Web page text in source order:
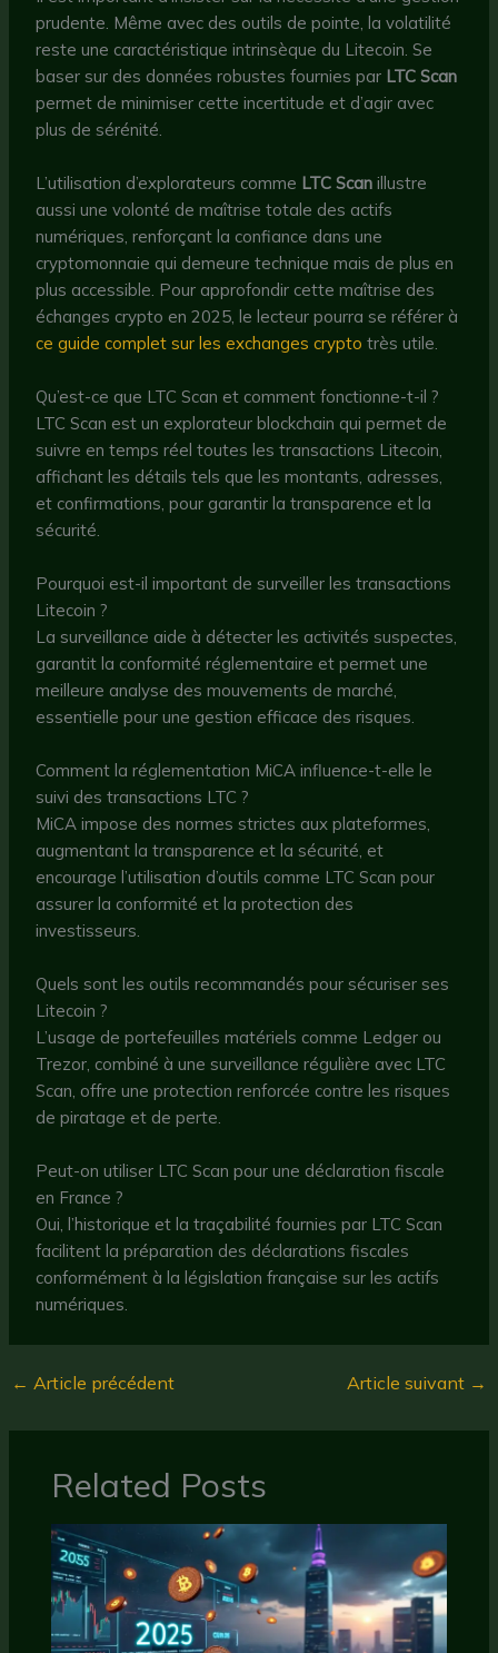
prudente. Même avec des outils de pointe, la volatilité
reste une caractéristique intrinsèque du Litecoin. Se
baser sur des données robustes fournies par LTC Scan
permet de minimiser cette incertitude et d’agir avec
plus de sérénité.
L’utilisation d’explorateurs comme LTC Scan illustre
aussi une volonté de maîtrise totale des actifs
numériques, renforçant la confiance dans une
cryptomonnaie qui demeure technique mais de plus en
plus accessible. Pour approfondir cette maîtrise des
échanges crypto en 2025, le lecteur pourra se référer à
ce guide complet sur les exchanges crypto très utile.
Qu’est-ce que LTC Scan et comment fonctionne-t-il ?
LTC Scan est un explorateur blockchain qui permet de
suivre en temps réel toutes les transactions Litecoin,
affichant les détails tels que les montants, adresses,
et confirmations, pour garantir la transparence et la
sécurité.
Pourquoi est-il important de surveiller les transactions
Litecoin ?
La surveillance aide à détecter les activités suspectes,
garantit la conformité réglementaire et permet une
meilleure analyse des mouvements de marché,
essentielle pour une gestion efficace des risques.
Comment la réglementation MiCA influence-t-elle le
suivi des transactions LTC ?
MiCA impose des normes strictes aux plateformes,
augmentant la transparence et la sécurité, et
encourage l’utilisation d’outils comme LTC Scan pour
assurer la conformité et la protection des
investisseurs.
Quels sont les outils recommandés pour sécuriser ses
Litecoin ?
L’usage de portefeuilles matériels comme Ledger ou
Trezor, combiné à une surveillance régulière avec LTC
Scan, offre une protection renforcée contre les risques
de piratage et de perte.
Peut-on utiliser LTC Scan pour une déclaration fiscale
en France ?
Oui, l’historique et la traçabilité fournies par LTC Scan
facilitent la préparation des déclarations fiscales
conformément à la législation française sur les actifs
numériques.
← Article précédent Article suivant →
Related Posts